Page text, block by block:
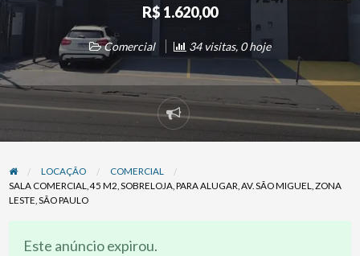
R$ 1.620,00
Comercial 34 visitas, 0 hoje
Denunciar
problema
LOCAÇÃO
COMERCIAL
SALA COMERCIAL, 45 M2, SOBRELOJA, PARA ALUGAR, AV. SÃO MIGUEL, ZONA
LESTE, SÃO PAULO
Este anúncio expirou.